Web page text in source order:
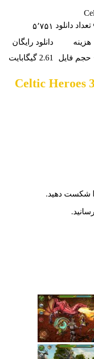
۵٬۷۵۱
دانلود رایگان
2.61 گیگابایت
دهید.